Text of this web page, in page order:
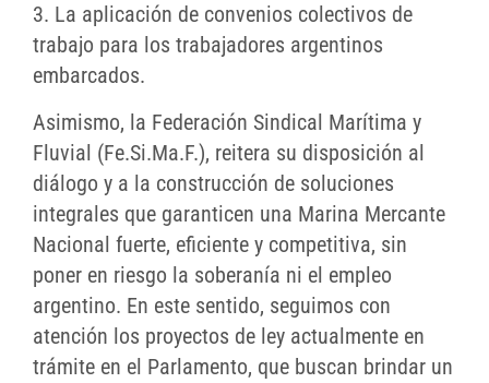
3. La aplicación de convenios colectivos de
trabajo para los trabajadores argentinos
embarcados.
Asimismo, la Federación Sindical Marítima y
Fluvial (Fe.Si.Ma.F.), reitera su disposición al
diálogo y a la construcción de soluciones
integrales que garanticen una Marina Mercante
Nacional fuerte, eficiente y competitiva, sin
poner en riesgo la soberanía ni el empleo
argentino. En este sentido, seguimos con
atención los proyectos de ley actualmente en
trámite en el Parlamento, que buscan brindar un